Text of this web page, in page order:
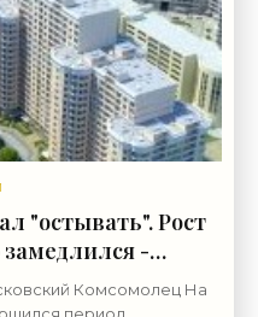
"остывать". Рост
-
Комсомолец На